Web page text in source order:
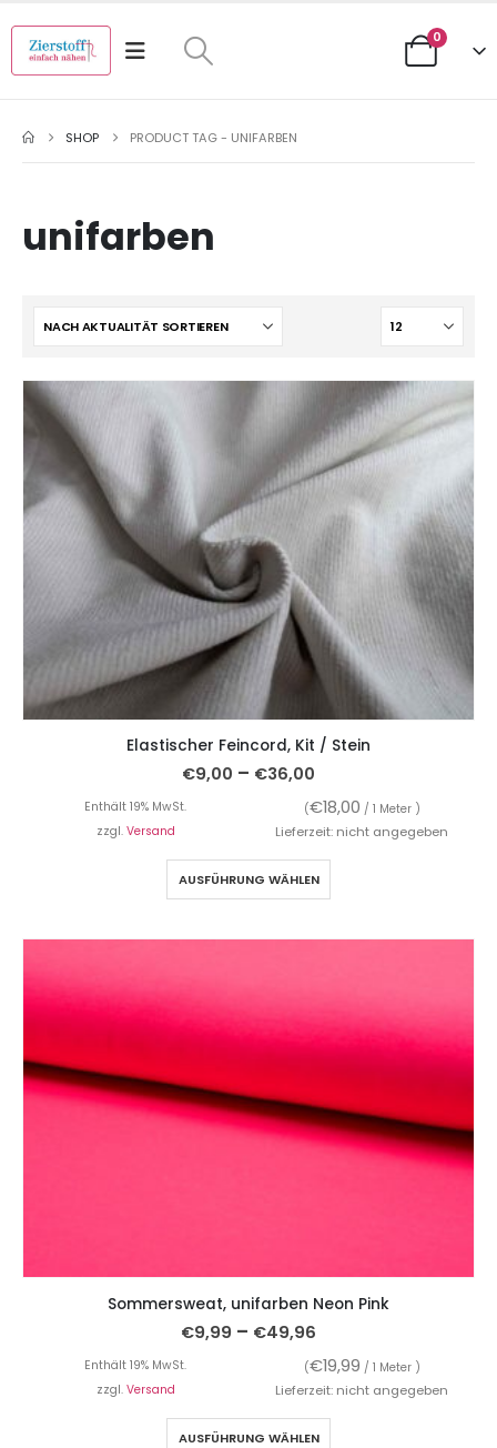
0
SHOP PRODUCT TAG - UNIFARBEN
unifarben
Elastischer Feincord, Kit / Stein
€9,00 – €36,00
Enthält 19% MwSt. (€18,00 / 1 Meter )
zzgl. Versand Lieferzeit: nicht angegeben
AUSFÜHRUNG WÄHLEN
Sommersweat, unifarben Neon Pink
€9,99 – €49,96
Enthält 19% MwSt. (€19,99 / 1 Meter )
zzgl. Versand Lieferzeit: nicht angegeben
AUSFÜHRUNG WÄHLEN